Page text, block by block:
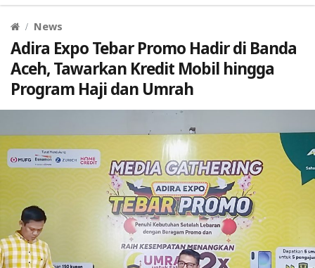
News
Adira Expo Tebar Promo Hadir di Banda
Aceh, Tawarkan Kredit Mobil hingga
Program Haji dan Umrah